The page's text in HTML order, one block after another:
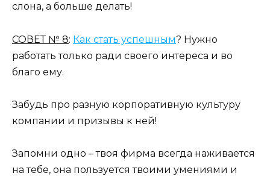
слона, а больше делать!
СОВЕТ № 8: Как стать успешным? Нужно
работать только ради своего интереса и во
благо ему.
Забудь про разную корпоративную культуру
компании и призывы к ней!
Запомни одно – твоя фирма всегда наживается
на тебе, она пользуется твоими умениями и